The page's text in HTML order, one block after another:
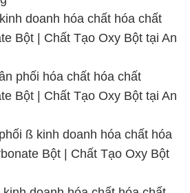
Bột | Chất Tạo Oxy Bột tại An
ß kinh doanh hóa chất hóa
Bột | Chất Tạo Oxy Bột
doanh hóa chất hóa chất
Bột | Chất Tạo Oxy Bột tại An
mại ← phân phối hóa chất
Bột | Chất Tạo Oxy